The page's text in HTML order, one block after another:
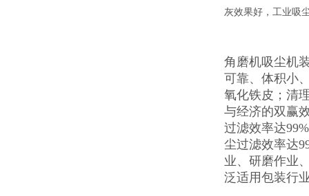
灰效果好，工业吸
角磨机吸尘机
可靠、体积小
氧化铁皮；清
与经济的双赢
过滤效率达
尘过滤效率达
业、研磨作业
泛适用包装行